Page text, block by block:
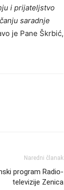
i prijateljstvo
saradnje
je Pane Škrbić,
Naredni članak
program Radio-
televizije Zenica